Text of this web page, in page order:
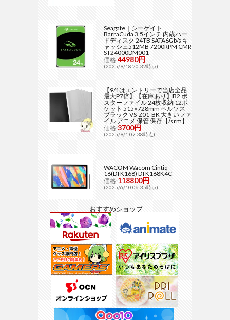
Seagate｜シーゲイト
BarraCuda 3.5インチ 内蔵ハー
ドディスク 24TB SATA6Gb/s キ
ャッシュ512MB 7200RPM CMR
ST24000DM001
価格:44980円
(2025/9/18 20:32時点)
【9/1はエントリーで当店全品
最大P7倍】【在庫あり】B2 ポ
スターファイル 24枚収納 12ポ
ケット 515×728mm ベルソス
ブラック VS-Z01-BK 大きいファ
イル アニメ 保管 保存【/srm】
価格:3700円
(2025/9/1 07:38時点)
WACOM Wacom Cintiq
16(DTK168) DTK168K4C
価格:118800円
(2025/6/10 06:35時点)
おすすめショップ